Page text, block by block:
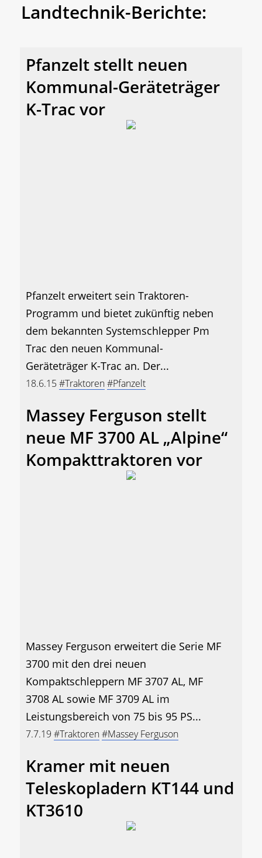
Landtechnik-Berichte:
Pfanzelt stellt neuen
Kommunal-Geräteträger
K-Trac vor
Pfanzelt erweitert sein Traktoren-
Programm und bietet zukünftig neben
dem bekannten Systemschlepper Pm
Trac den neuen Kommunal-
Geräteträger K-Trac an. Der...
18.6.15#Traktoren#Pfanzelt
Massey Ferguson stellt
neue MF 3700 AL „Alpine“
Kompakttraktoren vor
Massey Ferguson erweitert die Serie MF
3700 mit den drei neuen
Kompaktschleppern MF 3707 AL, MF
3708 AL sowie MF 3709 AL im
Leistungsbereich von 75 bis 95 PS...
7.7.19 #Traktoren#Massey Ferguson
Kramer mit neuen
Teleskopladern KT144 und
KT3610